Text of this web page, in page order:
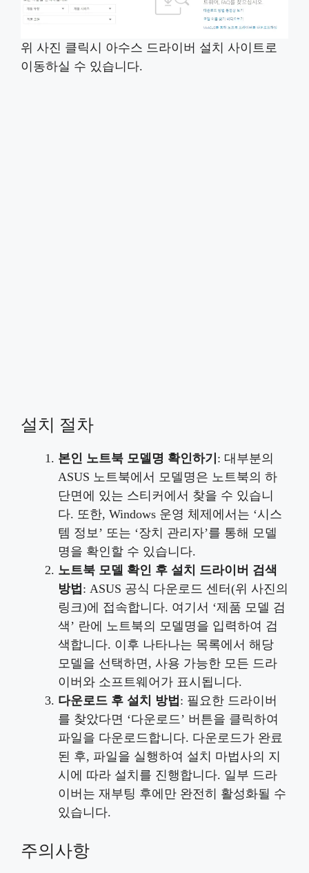
위 사진 클릭시 아수스 드라이버 설치 사이트로
이동하실 수 있습니다.
설치 절차
본인 노트북 모델명 확인하기 : 대부분의
ASUS 노트북에서 모델명은 노트북의 하
단면에 있는 스티커에서 찾을 수 있습니
다. 또한, Windows 운영 체제에서는 ‘시스
템 정보’ 또는 ‘장치 관리자’를 통해 모델
명을 확인할 수 있습니다.
노트북 모델 확인 후 설치 드라이버 검색
방법 : ASUS 공식 다운로드 센터(위 사진의
링크)에 접속합니다. 여기서 ‘제품 모델 검
색’ 란에 노트북의 모델명을 입력하여 검
색합니다. 이후 나타나는 목록에서 해당
모델을 선택하면, 사용 가능한 모든 드라
이버와 소프트웨어가 표시됩니다.
다운로드 후 설치 방법 : 필요한 드라이버
를 찾았다면 ‘다운로드’ 버튼을 클릭하여
파일을 다운로드합니다. 다운로드가 완료
된 후, 파일을 실행하여 설치 마법사의 지
시에 따라 설치를 진행합니다. 일부 드라
이버는 재부팅 후에만 완전히 활성화될 수
있습니다.
주의사항